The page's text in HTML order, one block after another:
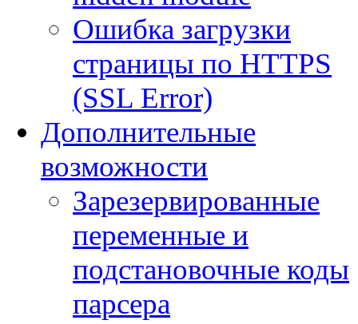
Ошибка загрузки
страницы по HTTPS
(SSL Error)
Дополнительные
возможности
Зарезервированные
переменные и
подстановочные коды
парсера